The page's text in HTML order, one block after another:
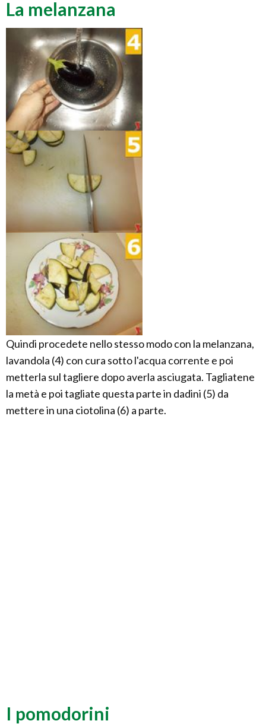
La melanzana
Quindi procedete nello stesso modo con la melanzana,
lavandola (4) con cura sotto l'acqua corrente e poi
metterla sul tagliere dopo averla asciugata. Tagliatene
la metà e poi tagliate questa parte in dadini (5) da
mettere in una ciotolina (6) a parte.
I pomodorini